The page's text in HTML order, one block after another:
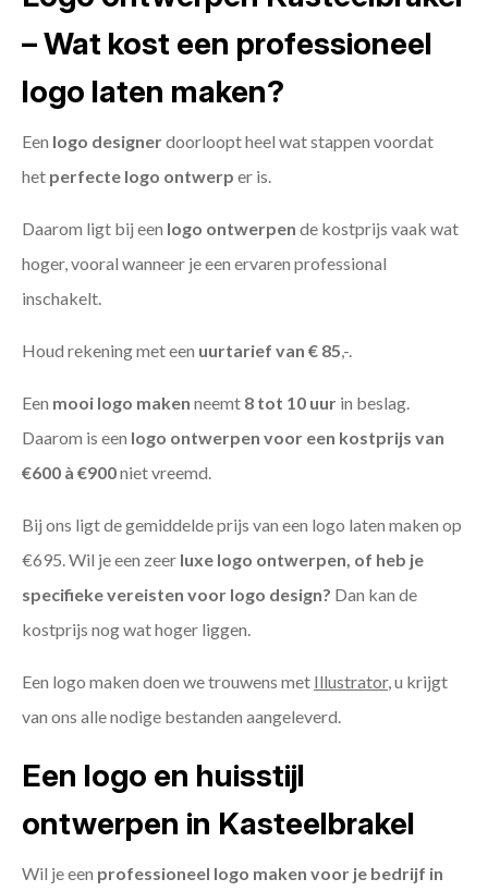
– Wat kost een professioneel
logo laten maken?
Een logo designerdoorloopt heel wat stappen voordat
het perfecte logo ontwerp er is.
Daarom ligt bij een logo ontwerpen de kostprijs vaak wat
hoger, vooral wanneer je een ervaren professional
inschakelt.
Houd rekening met een uurtarief van € 85,-.
Een mooi logo maken neemt 8 tot 10 uur in beslag.
Daarom is een logo ontwerpen voor een kostprijs van
€600 à €900niet vreemd.
Bij ons ligt de gemiddelde prijs van een logo laten maken op
€695. Wil je een zeer luxe logo ontwerpen, of heb je
specifieke vereisten voor logo design? Dan kan de
kostprijs nog wat hoger liggen.
Een logo maken doen we trouwens met Illustrator, u krijgt
van ons alle nodige bestanden aangeleverd.
Een logo en huisstijl
ontwerpen in Kasteelbrakel
Wil je een professioneel logo maken voor je bedrijf in